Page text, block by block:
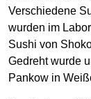
Verschiedene
wurden im
Sushi von
Gedreht wurde
Pankow in